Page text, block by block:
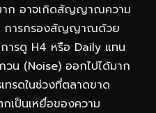
าก อาจเกิดสัญญาณความ
การกรองสัญญาณด้วย
ารดู H4 หรือ Daily แทน
น (Noise) ออกไปได้มาก
ทรดในช่วงที่ตลาดขาด
เป็นเหยื่อของความ